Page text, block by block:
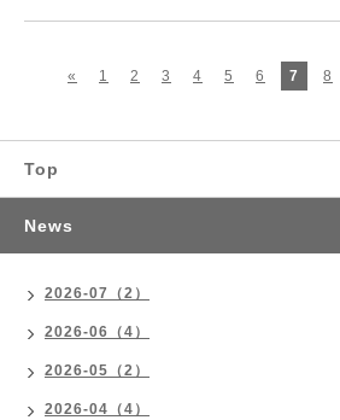
« 1 2 3 4 5 6 7 8
Top
News
2026-07（2）
2026-06（4）
2026-05（2）
2026-04（4）